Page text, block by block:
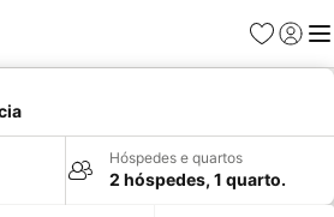
Favoritos
Iniciar
Hóspedes e quartos
2 hóspedes, 1 quarto.